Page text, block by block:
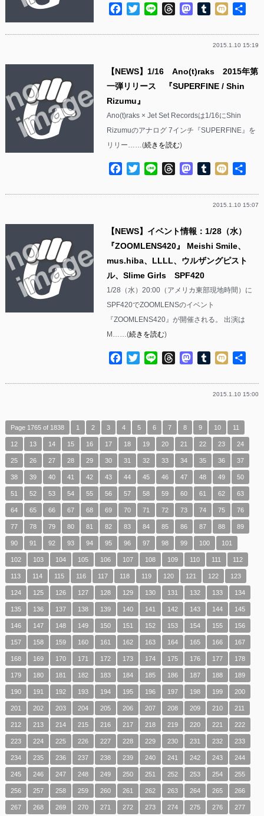
Facebook
TwitterLine ThreadsMastodon
Tumblr
Mixi
2015.1.10 15:19
【NEWS】1/16 Ano(t)raks 2015年第
一弾リリース 『SUPERFINE / Shin
Rizumu』
Ano(t)raks × Jet Set Recordsは1/16にShin
Rizumuのアナログ 7インチ『SUPERFINE』を
リリー……(続きを読む)
Facebook
TwitterLine ThreadsMastodon
Tumblr
Mixi
2015.1.10 15:07
【NEWS】イベント情報：1/28（水）
『ZOOMLENS420』 Meishi Smile、
mus.hiba、LLLL、ウルザングピスト
ル、Slime Girls SPF420
1/28（水）20:00（アメリカ東部現地時間）に
SPF420でZOOMLENSのイベント
『ZOOMLENS420』が開催される。 出演は
M……(続きを読む)
Facebook
TwitterLine ThreadsMastodon
Tumblr
Mixi
2015.1.10 15:00
Page 1765 of 1838 1 2 3 4 5 6 7 8 9 10 11
12 13 14 15 16 17 18 19 20 21 22 23 24
25 26 27 28 29 30 31 32 33 34 35 36 37
38 39 40 41 42 43 44 45 46 47 48 49 50
51 52 53 54 55 56 57 58 59 60 61 62 63
64 65 66 67 68 69 70 71 72 73 74 75 76
77 78 79 80 81 82 83 84 85 86 87 88 89
90 91 92 93 94 95 96 97 98 99 100 101
102 103 104 105 106 107 108 109 110 111 112
113 114 115 116 117 118 119 120 121 122 123
124 125 126 127 128 129 130 131 132 133 134
135 136 137 138 139 140 141 142 143 144 145
146 147 148 149 150 151 152 153 154 155 156
157 158 159 160 161 162 163 164 165 166 167
168 169 170 171 172 173 174 175 176 177 178
179 180 181 182 183 184 185 186 187 188 189
190 191 192 193 194 195 196 197 198 199 200
201 202 203 204 205 206 207 208 209 210 211
212 213 214 215 216 217 218 219 220 221 222
223 224 225 226 227 228 229 230 231 232 233
234 235 236 237 238 239 240 241 242 243 244
245 246 247 248 249 250 251 252 253 254 255
256 257 258 259 260 261 262 263 264 265 266
267 268 269 270 271 272 273 274 275 276 277